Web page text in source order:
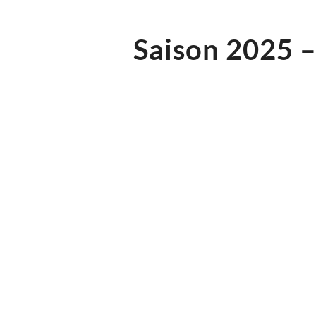
Saison 2025